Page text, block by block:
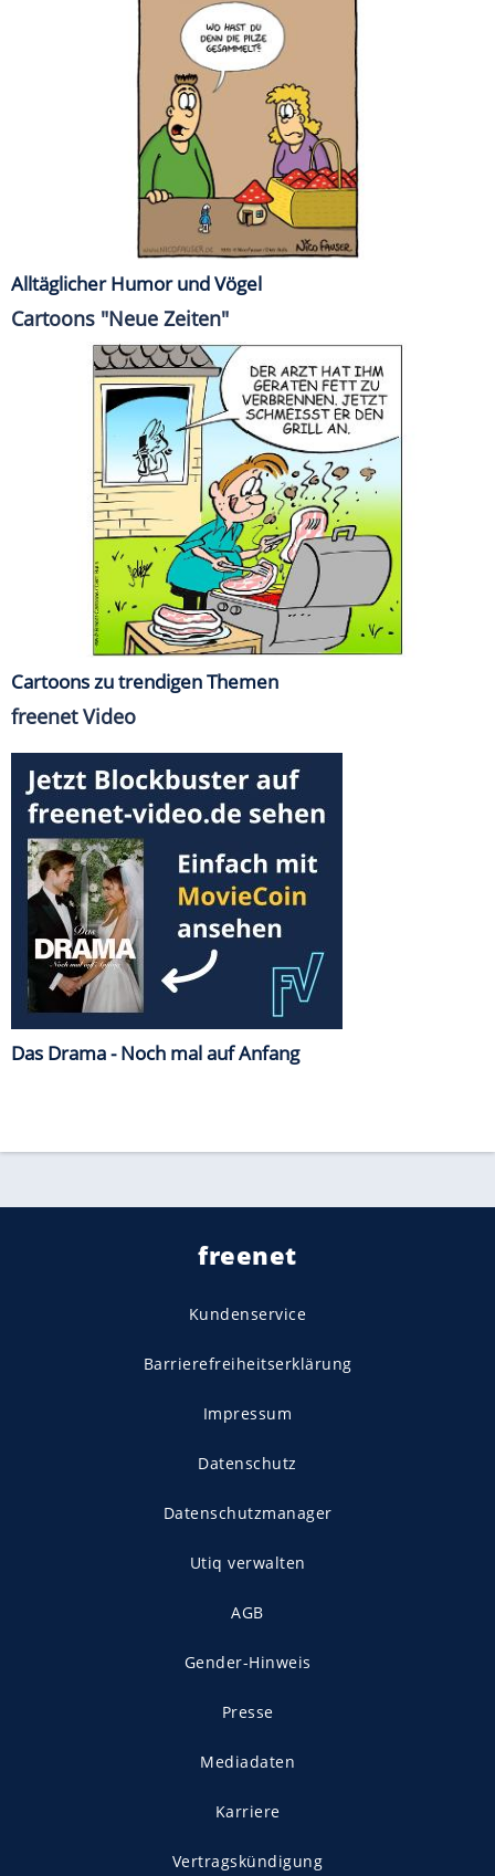
Alltäglicher Humor und Vögel
Cartoons "Neue Zeiten"
Cartoons zu trendigen Themen
freenet Video
Das Drama - Noch mal auf Anfang
freenet
Kundenservice
Barrierefreiheitserklärung
Impressum
Datenschutz
Datenschutzmanager
Utiq verwalten
AGB
Gender-Hinweis
Presse
Mediadaten
Karriere
Vertragskündigung